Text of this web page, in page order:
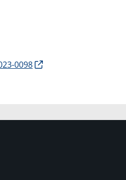
0098